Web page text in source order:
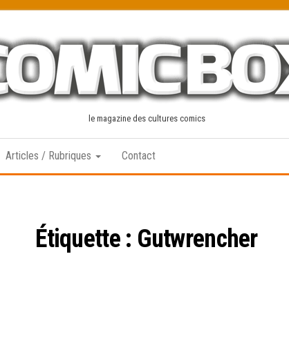
le magazine des cultures comics
Articles / Rubriques Contact
Étiquette : Gutwrencher